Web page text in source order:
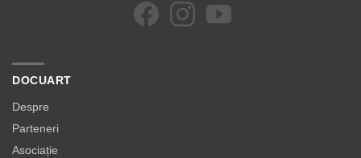
DOCUART
Despre
Parteneri
Asociație